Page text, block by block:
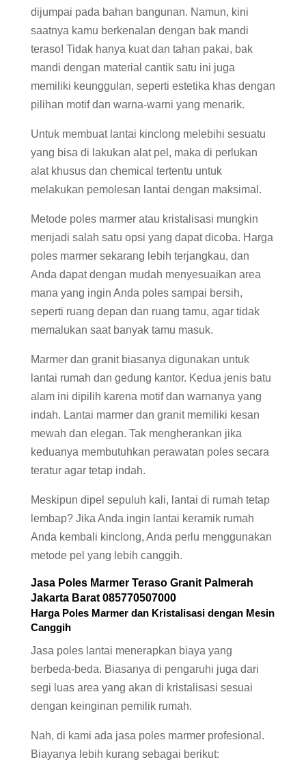
dijumpai pada bahan bangunan. Namun, kini
saatnya kamu berkenalan dengan bak mandi
teraso! Tidak hanya kuat dan tahan pakai, bak
mandi dengan material cantik satu ini juga
memiliki keunggulan, seperti estetika khas dengan
pilihan motif dan warna-warni yang menarik.
Untuk membuat lantai kinclong melebihi sesuatu
yang bisa di lakukan alat pel, maka di perlukan
alat khusus dan chemical tertentu untuk
melakukan pemolesan lantai dengan maksimal.
Metode poles marmer atau kristalisasi mungkin
menjadi salah satu opsi yang dapat dicoba. Harga
poles marmer sekarang lebih terjangkau, dan
Anda dapat dengan mudah menyesuaikan area
mana yang ingin Anda poles sampai bersih,
seperti ruang depan dan ruang tamu, agar tidak
memalukan saat banyak tamu masuk.
Marmer dan granit biasanya digunakan untuk
lantai rumah dan gedung kantor. Kedua jenis batu
alam ini dipilih karena motif dan warnanya yang
indah. Lantai marmer dan granit memiliki kesan
mewah dan elegan. Tak mengherankan jika
keduanya membutuhkan perawatan poles secara
teratur agar tetap indah.
Meskipun dipel sepuluh kali, lantai di rumah tetap
lembap? Jika Anda ingin lantai keramik rumah
Anda kembali kinclong, Anda perlu menggunakan
metode pel yang lebih canggih.
Jasa Poles MarmerTeraso Granit Palmerah
Jakarta Barat 085770507000
Harga Poles Marmer dan Kristalisasi dengan Mesin
Canggih
Jasa poles lantai menerapkan biaya yang
berbeda-beda. Biasanya di pengaruhi juga dari
segi luas area yang akan di kristalisasi sesuai
dengan keinginan pemilik rumah.
Nah, di kami ada jasa poles marmer profesional.
Biayanya lebih kurang sebagai berikut: